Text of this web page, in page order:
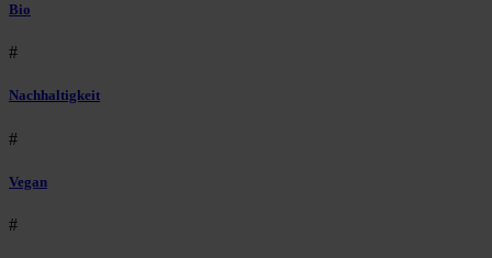
Bio
#
Nachhaltigkeit
#
Vegan
#